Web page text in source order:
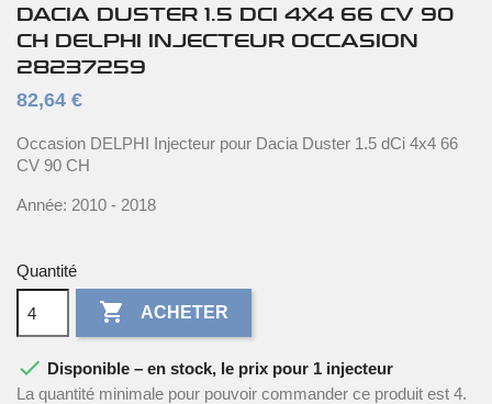
DACIA DUSTER 1.5 DCI 4X4 66 CV 90
CH DELPHI INJECTEUR OCCASION
28237259
82,64 €
Occasion DELPHI Injecteur pour Dacia Duster 1.5 dCi 4x4 66
CV 90 CH
Année: 2010 - 2018
Quantité
 ACHETER
 Disponible – en stock, le prix pour 1 injecteur
La quantité minimale pour pouvoir commander ce produit est 4.